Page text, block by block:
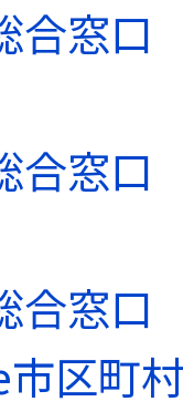
合窓口
合窓口
合窓口
市区町